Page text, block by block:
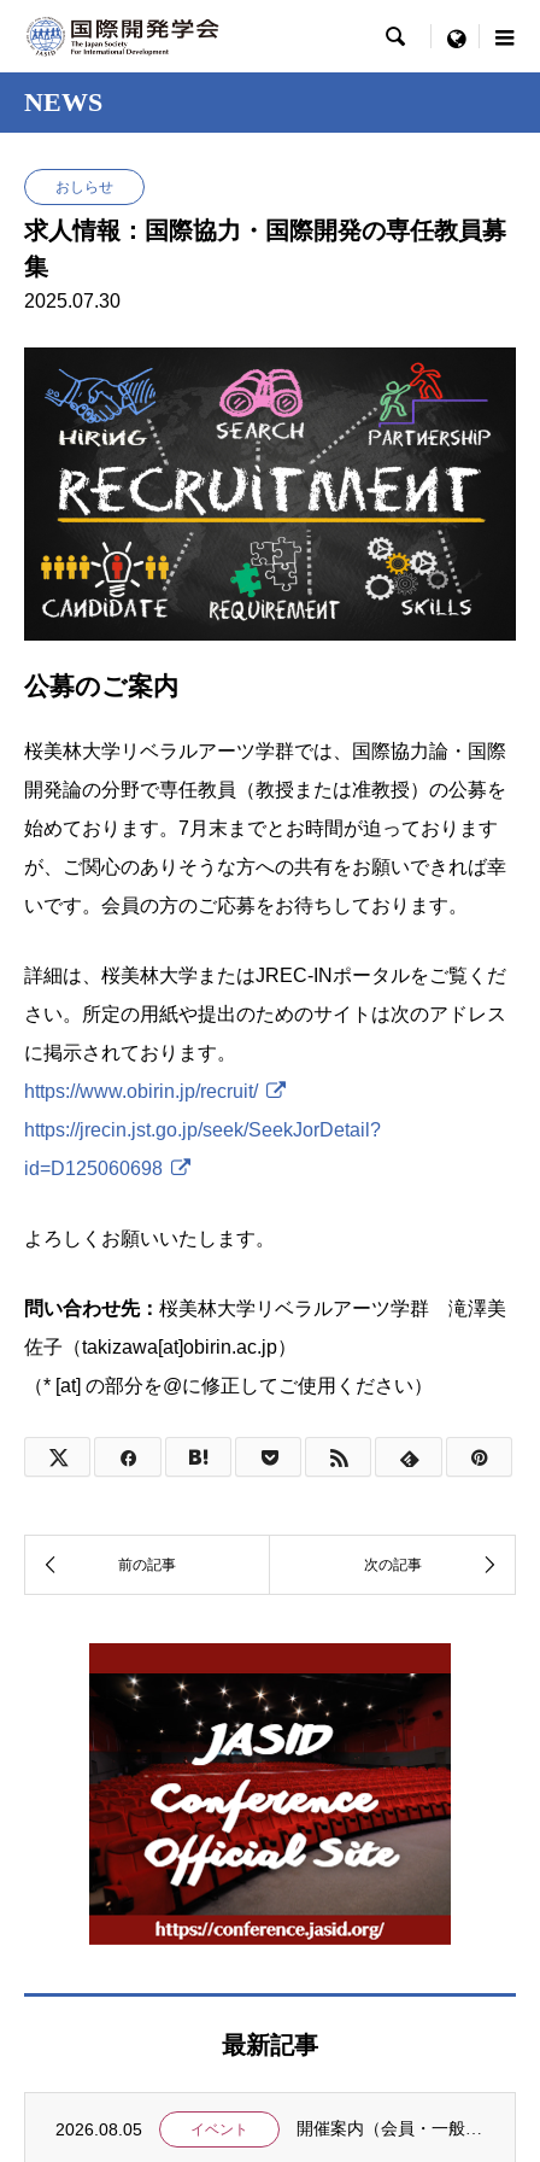
 menu
NEWS
おしらせ
求人情報：国際協力・国際開発の専任教員募
集
2025.07.30
公募のご案内
桜美林大学リベラルアーツ学群では、国際協力論・国際
開発論の分野で専任教員（教授または准教授）の公募を
始めております。7月末までとお時間が迫っております
が、ご関心のありそうな方への共有をお願いできれば幸
いです。会員の方のご応募をお待ちしております。
詳細は、桜美林大学またはJREC-INポータルをご覧くだ
さい。所定の用紙や提出のためのサイトは次のアドレス
に掲示されております。
https://www.obirin.jp/recruit/
https://jrecin.jst.go.jp/seek/SeekJorDetail?
id=D125060698
よろしくお願いいたします。
問い合わせ先： 桜美林大学リベラルアーツ学群 滝澤美
佐子（takizawa[at]obirin.ac.jp）
（* [at] の部分を@に修正してご使用ください）
最新記事
2026.08.05 イベント